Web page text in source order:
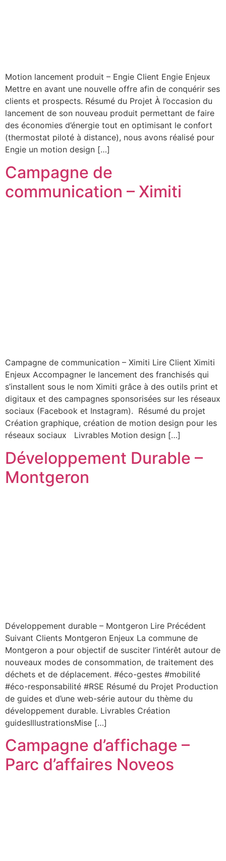
Motion lancement produit – Engie Client Engie Enjeux
Mettre en avant une nouvelle offre afin de conquérir ses
clients et prospects. Résumé du Projet À l’occasion du
lancement de son nouveau produit permettant de faire
des économies d’énergie tout en optimisant le confort
(thermostat piloté à distance), nous avons réalisé pour
Engie un motion design […]
Campagne de
communication – Ximiti
Campagne de communication – Ximiti Lire Client Ximiti
Enjeux Accompagner le lancement des franchisés qui
s’installent sous le nom Ximiti grâce à des outils print et
digitaux et des campagnes sponsorisées sur les réseaux
sociaux (Facebook et Instagram). Résumé du projet
Création graphique, création de motion design pour les
réseaux sociaux Livrables Motion design […]
Développement Durable –
Montgeron
Développement durable – Montgeron Lire Précédent
Suivant Clients Montgeron Enjeux La commune de
Montgeron a pour objectif de susciter l’intérêt autour de
nouveaux modes de consommation, de traitement des
déchets et de déplacement. #éco-gestes #mobilité
#éco-responsabilité #RSE Résumé du Projet Production
de guides et d’une web-série autour du thème du
développement durable. Livrables Création
guidesIllustrationsMise […]
Campagne d’affichage –
Parc d’affaires Noveos